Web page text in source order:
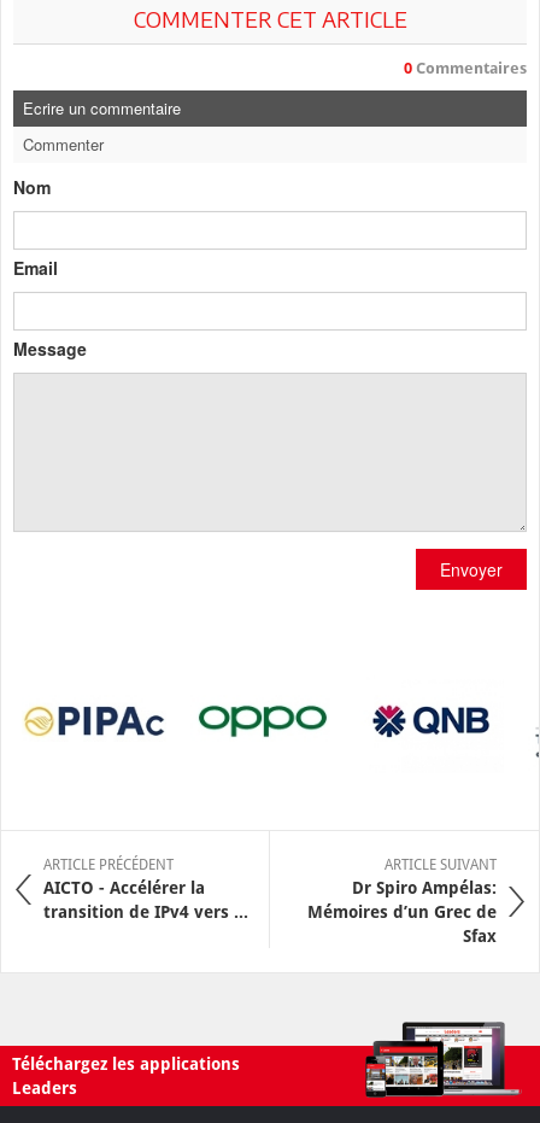
COMMENTER CET ARTICLE
0 Commentaires
Ecrire un commentaire
Commenter
Nom
Email
Message
Envoyer
ARTICLE PRÉCÉDENT
AICTO - Accélérer la
transition de IPv4 vers ...
ARTICLE SUIVANT
Dr Spiro Ampélas:
Mémoires d’un Grec de
Sfax
Téléchargez les applications
Leaders